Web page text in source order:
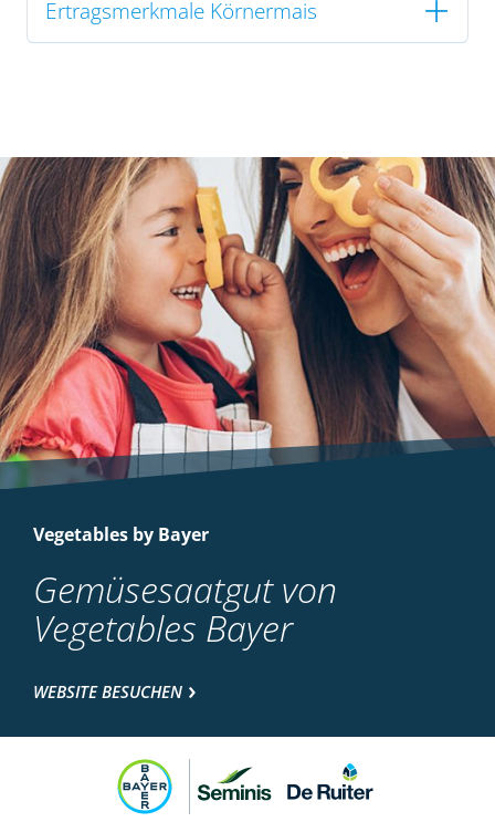
Ertragsmerkmale Körnermais
Vegetables by Bayer
Gemüsesaatgut von
Vegetables Bayer
WEBSITE BESUCHEN